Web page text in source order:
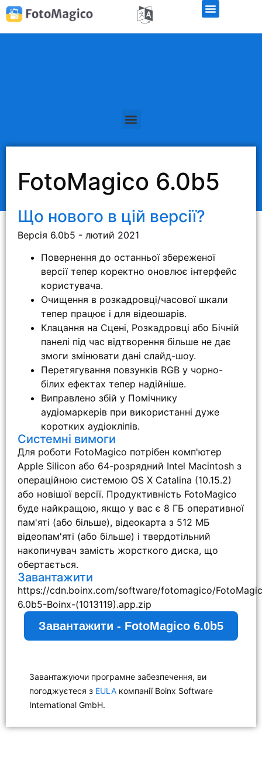
FotoMagico 6.0b5
Що нового в цій версії?
Версія 6.0b5 - лютий 2021
Повернення до останньої збереженої
версії тепер коректно оновлює інтерфейс
користувача.
Очищення в розкадровці/часової шкали
тепер працює і для відеошарів.
Клацання на Сцені, Розкадровці або Бічній
панелі під час відтворення більше не дає
змоги змінювати дані слайд-шоу.
Перетягування повзунків RGB у чорно-
білих ефектах тепер надійніше.
Виправлено збій у Помічнику
аудіомаркерів при використанні дуже
коротких аудіокліпів.
Системні вимоги
Для роботи FotoMagico потрібен комп'ютер
Apple Silicon або 64-розрядний Intel Macintosh з
операційною системою OS X Catalina (10.15.2)
або новішої версії. Продуктивність FotoMagico
буде найкращою, якщо у вас є 8 ГБ оперативної
пам'яті (або більше), відеокарта з 512 МБ
відеопам'яті (або більше) і твердотільний
накопичувач замість жорсткого диска, що
обертається.
Завантажити
https://cdn.boinx.com/software/fotomagico/
6.0b5-Boinx-(1013119).app.zip
Завантажити - FotoMagico 6.0b5
Завантажуючи програмне забезпечення, ви
погоджуєтеся з EULA компанії Boinx Software
International GmbH.